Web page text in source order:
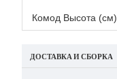
Комод Высота (см)
ДОСТАВКА И СБОРКА